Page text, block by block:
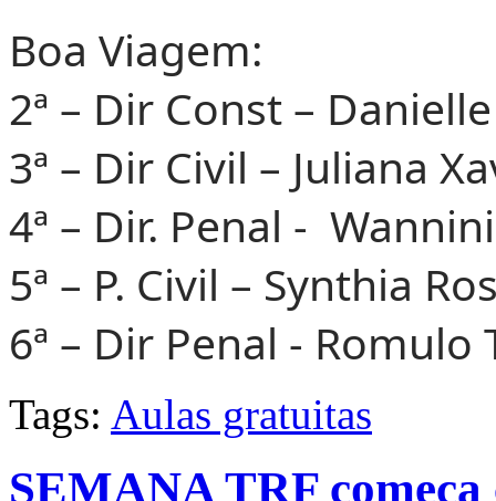
Boa Viagem:
2ª – Dir Const –
3ª – Dir Civil – Juliana
4ª – Dir. Penal -
5ª – P. Civil – Synthia
6ª – Dir Penal - Romulo
Tags: Aulas gratuitas
SEMANA TRF